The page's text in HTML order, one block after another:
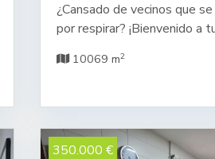
¿Cansado de vecinos que
por respirar? ¡Bienvenido a
10.069 m² de pura libertad.
"EQUIPO DE RESCATE"
SUPERVIVENCIA (El
10069 m2
350.000 €